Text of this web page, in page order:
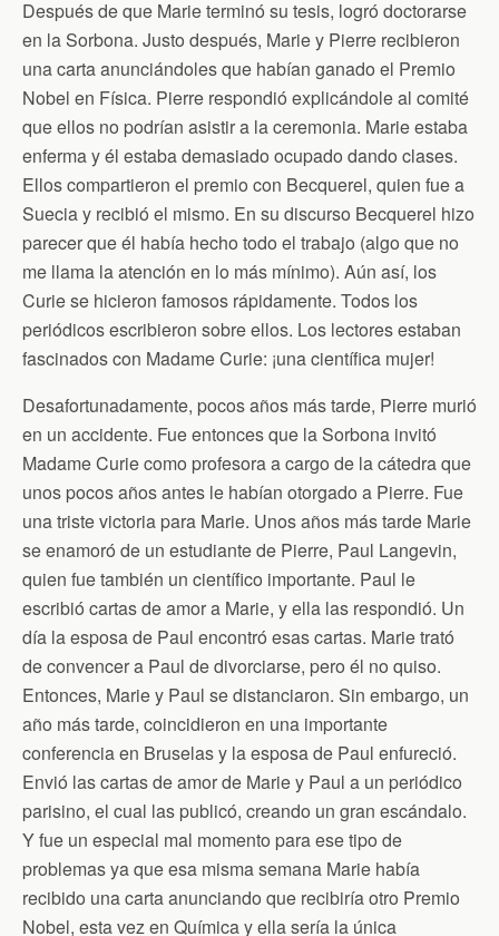
Después de que Marie terminó su tesis, logró doctorarse
en la Sorbona. Justo después, Marie y Pierre recibieron
una carta anunciándoles que habían ganado el Premio
Nobel en Física. Pierre respondió explicándole al comité
que ellos no podrían asistir a la ceremonia. Marie estaba
enferma y él estaba demasiado ocupado dando clases.
Ellos compartieron el premio con Becquerel, quien fue a
Suecia y recibió el mismo. En su discurso Becquerel hizo
parecer que él había hecho todo el trabajo (algo que no
me llama la atención en lo más mínimo). Aún así, los
Curie se hicieron famosos rápidamente. Todos los
periódicos escribieron sobre ellos. Los lectores estaban
fascinados con Madame Curie: ¡una científica mujer!
Desafortunadamente, pocos años más tarde, Pierre murió
en un accidente. Fue entonces que la Sorbona invitó
Madame Curie como profesora a cargo de la cátedra que
unos pocos años antes le habían otorgado a Pierre. Fue
una triste victoria para Marie. Unos años más tarde Marie
se enamoró de un estudiante de Pierre, Paul Langevin,
quien fue también un científico importante. Paul le
escribió cartas de amor a Marie, y ella las respondió. Un
día la esposa de Paul encontró esas cartas. Marie trató
de convencer a Paul de divorciarse, pero él no quiso.
Entonces, Marie y Paul se distanciaron. Sin embargo, un
año más tarde, coincidieron en una importante
conferencia en Bruselas y la esposa de Paul enfureció.
Envió las cartas de amor de Marie y Paul a un periódico
parisino, el cual las publicó, creando un gran escándalo.
Y fue un especial mal momento para ese tipo de
problemas ya que esa misma semana Marie había
recibido una carta anunciando que recibiría otro Premio
Nobel, esta vez en Química y ella sería la única